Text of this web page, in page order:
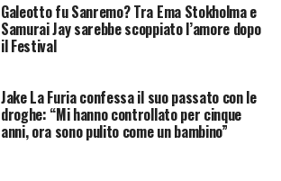
Galeotto fu Sanremo? Tra Ema Stokholma e
Samurai Jay sarebbe scoppiato l’amore dopo
il Festival
Jake La Furia confessa il suo passato con le
droghe: “Mi hanno controllato per cinque
anni, ora sono pulito come un bambino”